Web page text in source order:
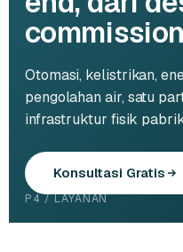
Otomasi, kelistrikan,
pengolahan air, satu
infrastruktur fisik
Konsultasi Gratis
P4 / LAYANAN